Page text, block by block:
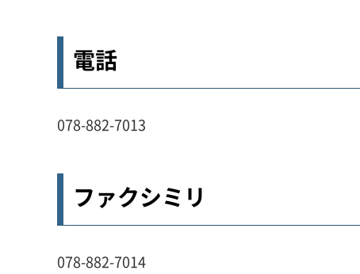
電話
078-882-7013
ファクシミリ
078-882-7014